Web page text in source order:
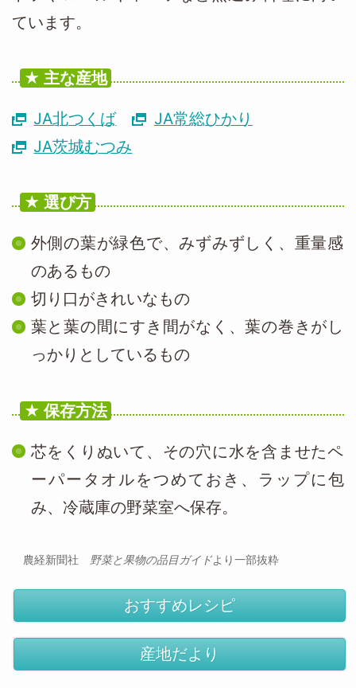
ています。
主な産地
JA北つくば
JA常総ひかり
JA茨城むつみ
選び方
外側の葉が緑色で、みずみずしく、重量感
のあるもの
切り口がきれいなもの
葉と葉の間にすき間がなく、葉の巻きがし
っかりとしているもの
保存方法
芯をくりぬいて、その穴に水を含ませたペ
ーパータオルをつめておき、ラップに包
み、冷蔵庫の野菜室へ保存。
農経新聞社 野菜と果物の品目ガイドより一部抜粋
おすすめレシピ
産地だより